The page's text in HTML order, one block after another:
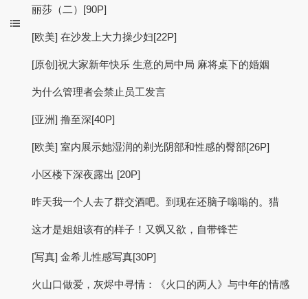
丽莎（二）[90P]
[欧美] 在沙发上大力操少妇[22P]
[原创]祝大家新年快乐 生意的局中局 麻将桌下的婚姻
为什么管理者会禁止员工发言
[亚洲] 撸至深[40P]
[欧美] 室内展示她湿润的剃光阴部和性感的臀部[26P]
小区楼下深夜露出 [20P]
昨天我一个人去了群交酒吧。到现在还脑子嗡嗡的。猎
这才是姐姐该有的样子！又飒又欲，自带锋芒
[写真] 金希儿性感写真[30P]
火山口做爱，灰烬中寻情：《火口的两人》与中年的情感